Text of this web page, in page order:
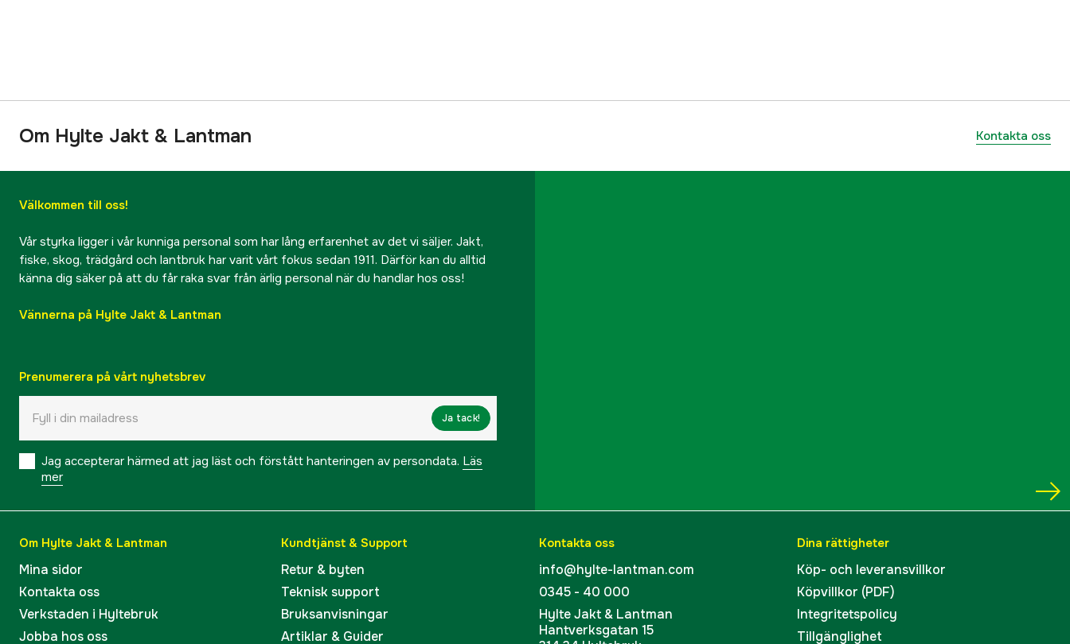
Om Hylte Jakt & Lantman Kontakta oss
Välkommen till oss!
Vår styrka ligger i vår kunniga personal som har lång erfarenhet av det vi säljer. Jakt,
fiske, skog, trädgård och lantbruk har varit vårt fokus sedan 1911. Därför kan du alltid
känna dig säker på att du får raka svar från ärlig personal när du handlar hos oss!
Vännerna på Hylte Jakt & Lantman
Prenumerera på vårt nyhetsbrev
Ja tack!
Jag accepterar härmed att jag läst och förstått hanteringen av persondata. Läs
mer
Om Hylte Jakt & Lantman
Mina sidor
Kontakta oss
Verkstaden i Hyltebruk
Jobba hos oss
Kundtjänst & Support
Retur & byten
Teknisk support
Bruksanvisningar
Artiklar & Guider
Kontakta oss
info@hylte-lantman.com
0345 - 40 000
Hylte Jakt & Lantman
Hantverksgatan 15
Dina rättigheter
Köp- och leveransvillkor
Köpvillkor (PDF)
Integritetspolicy
Tillgänglighet